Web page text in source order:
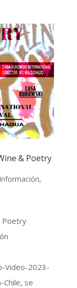
& Poetry
Información,
Poetry
Video-2023-
Chile, se